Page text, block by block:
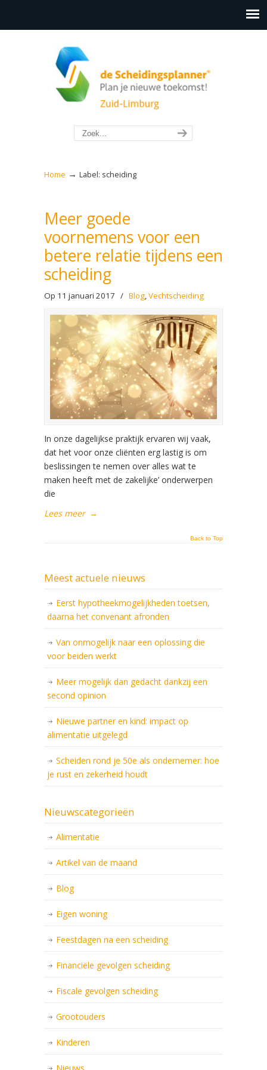
Home → Label: scheiding
Meer goede
voornemens voor een
betere relatie tijdens een
scheiding
Op 11 januari 2017 / Blog,Vechtscheiding
In onze dagelijkse praktijk ervaren wij vaak,
dat het voor onze cliënten erg lastig is om
beslissingen te nemen over alles wat te
maken heeft met de zakelijke’ onderwerpen
die
Lees meer →
Back to Top
Meest actuele nieuws
Eerst hypotheekmogelijkheden toetsen,
daarna het convenant afronden
Van onmogelijk naar een oplossing die
voor beiden werkt
Meer mogelijk dan gedacht dankzij een
second opinion
Nieuwe partner en kind: impact op
alimentatie uitgelegd
Scheiden rond je 50e als ondernemer: hoe
je rust en zekerheid houdt
Nieuwscategorieën
Alimentatie
Artikel van de maand
Blog
Eigen woning
Feestdagen na een scheiding
Financiële gevolgen scheiding
Fiscale gevolgen scheiding
Grootouders
Kinderen